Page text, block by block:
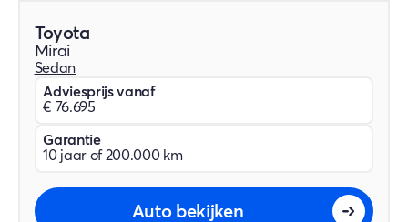
Toyota
Mirai
Sedan
Adviesprijs vanaf
€ 76.695
Garantie
10 jaar of 200.000 km
Auto bekijken